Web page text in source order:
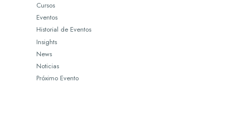
Cursos
Eventos
Historial de Eventos
Insights
News
Noticias
Próximo Evento